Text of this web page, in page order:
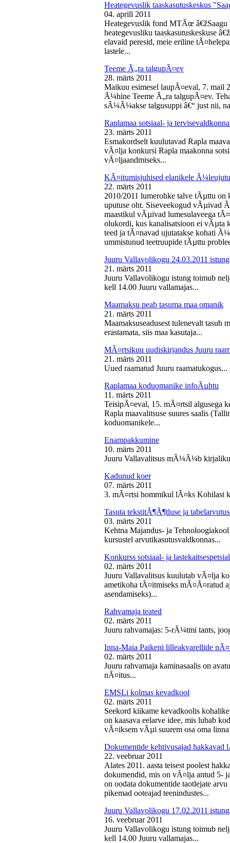
Heategevuslik taaskasutuskeskus
04. aprill 2011
Heategevuslik fond MTÃœ â€žSaagu
heategevusliku taaskasutuskeskuse
elavaid peresid, meie eriline
lastele...
Teeme Ã„ra talgupÃ¤ev
28. märts 2011
Maikuu esimesel laupÃ¤eval, 7.
Ã¼hine Teeme Ã„ra talgupÃ¤ev.
sÃ¼Ã¼akse talgusuppi â€“ just nii,
Raplamaa sotsiaal- ja
23. märts 2011
Esmakordselt kuulutavad Rapla
vÃ¤lja konkursi Rapla maakonna
vÃ¤ljaandmiseks...
KÃ¤itumisjuhised elanikele
22. märts 2011
2010/2011 lumerohke talve tÃµttu on
uputuse oht. Siseveekogud vÃµivad
maastikul vÃµivad lumesulaveega
olukordi, kus kanalisatsioon ei vÃµta
teed ja tÃ¤navad ujutatakse kohati
ummistunud teetruupide tÃµttu
Juuru Vallavolikogu 24.03.2011 istung
21. märts 2011
Juuru Vallavolikogu istung toimub
kell 14.00 Juuru vallamajas...
Maamaksu peab tasuma maa omanik
21. märts 2011
Maamaksuseadusest tulenevalt tasub
erastamata, siis maa kasutaja...
MÃ¤rtsikuu uudiskirjandus Juuru
21. märts 2011
Uued raamatud Juuru raamatukogus...
Raplamaa koduomanike infoÃµhtu
11. märts 2011
TeisipÃ¤eval, 15. mÃ¤rtsil algusega
Rapla maavalitsuse suures saalis
koduomanikele...
Enampakkumine
10. märts 2011
Juuru Vallavalitsus mÃ¼Ã¼b kirjaliku
Kadunud koer
07. märts 2011
3. mÃ¤rtsi hommikul lÃ¤ks Kohilast
Tasuta tekstitÃ¶Ã¶tluse ja
03. märts 2011
Kehtna Majandus- ja
kursustel arvutikasutusvaldkonnas...
Konkurss sotsiaal- ja
02. märts 2011
Juuru Vallavalitsus kuulutab vÃ¤lja
ametikoha tÃ¤itmiseks mÃ¤Ã¤ratud
asendamiseks)...
Rahvamaja teated
02. märts 2011
Juuru rahvamajas: 5-rÃ¼tmi tants,
Inna-Maia Paikeni lilleakvarellide
02. märts 2011
Juuru rahvamaja kaminasaalis on
nÃ¤itus...
EMSLi kolmas kevadkool
02. märts 2011
Seekord kiikame kevadkoolis
on kaasava eelarve idee, mis lubab
vÃ¤iksem vÃµi suurem osa oma
Dokumentide kehtivusajad hakkavad
22. veebruar 2011
Alates 2011. aasta teisest poolest
dokumendid, mis on vÃ¤lja antud 5-
on oodata dokumentide taotlejate
pikemad ooteajad teenindustes...
Juuru Vallavolikogu 17.02.2011 istung
16. veebruar 2011
Juuru Vallavolikogu istung toimub
kell 14.00 Juuru vallamajas...